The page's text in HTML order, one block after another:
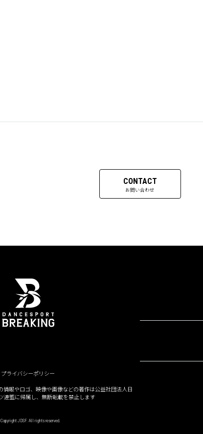
CONTACT
お問い合わせ
プライバシーポリシー
情報やロゴ、映像や画像などの著作は公益社団法人日
連盟に帰属し、無断転載を禁止します
JDSF. All rights reserved.